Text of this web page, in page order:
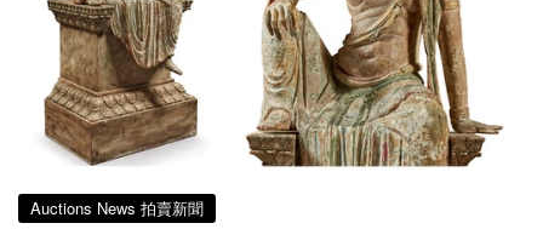
Auctions News 拍賣新聞